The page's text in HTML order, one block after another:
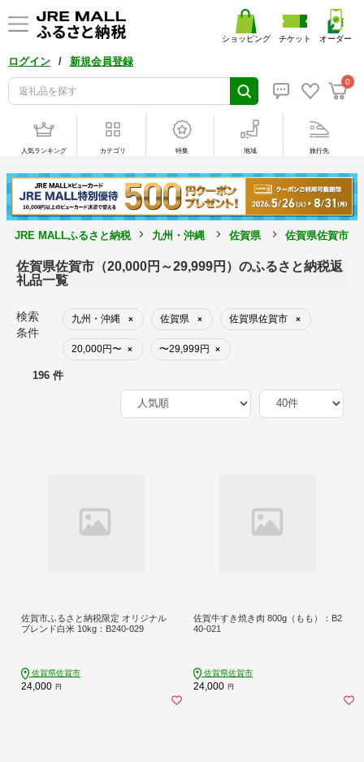
ログイン / 新規会員登録
0
ショッピング チケット オーダー
人気ランキング カテゴリ 特集 地域 旅行先
JRE MALLふるさと納税 九州・沖縄 佐賀県 佐賀県佐賀市
佐賀県佐賀市（20,000円～29,999円）のふるさと納税返
礼品一覧
検索
条件
九州・沖縄 × 佐賀県 × 佐賀県佐賀市 ×
20,000円〜 × 〜29,999円 ×
196 件
佐賀市ふるさと納税限定 オリジナル
ブレンド白米 10kg：B240-029
佐賀県佐賀市
24,000 円
佐賀牛すき焼き肉 800g（もも）：B2
40-021
佐賀県佐賀市
24,000 円